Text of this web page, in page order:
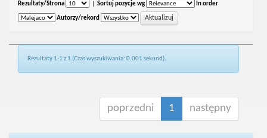
Rezultaty/Strona Sortuj pozycje wg In order
Autorzy/rekord
Rezultaty 1-1 z 1 (Czas wyszukiwania: 0.001 sekund).
poprzedni 1 następny